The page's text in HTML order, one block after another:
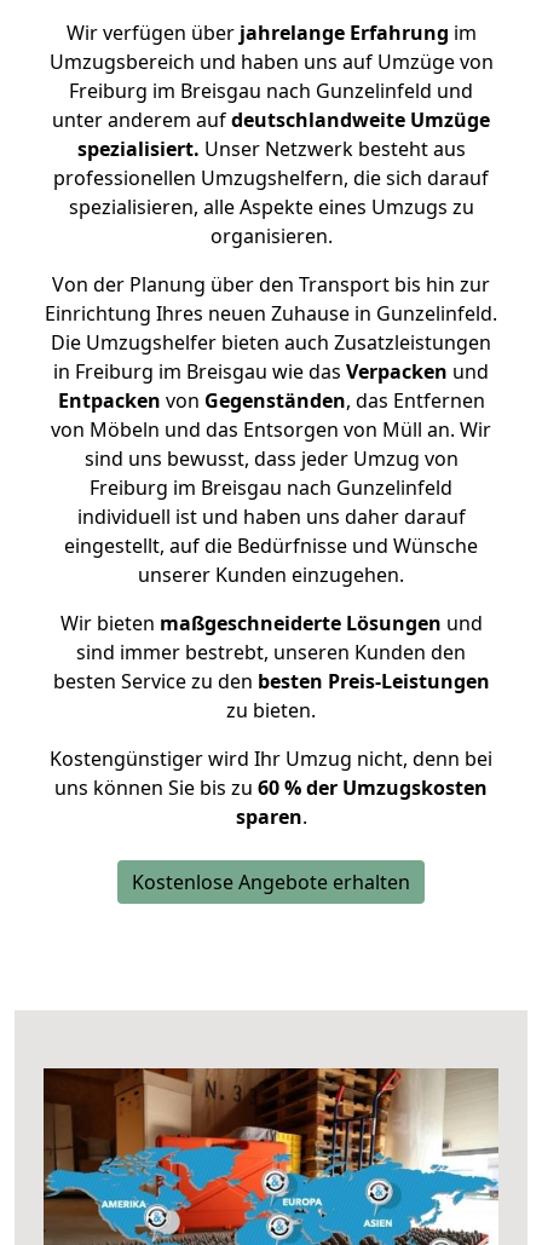
Wir verfügen überjahrelange Erfahrung im
Umzugsbereich und haben uns auf Umzüge von
Freiburg im Breisgau nach Gunzelinfeld und
unter anderem aufdeutschlandweite Umzüge
spezialisiert. Unser Netzwerk besteht aus
professionellen Umzugshelfern, die sich darauf
spezialisieren, alle Aspekte eines Umzugs zu
organisieren.
Von der Planung über den Transport bis hin zur
Einrichtung Ihres neuen Zuhause in Gunzelinfeld.
Die Umzugshelfer bieten auch Zusatzleistungen
in Freiburg im Breisgau wie das Verpacken und
Entpacken von Gegenständen, das Entfernen
von Möbeln und das Entsorgen von Müll an. Wir
sind uns bewusst, dass jeder Umzug von
Freiburg im Breisgau nach Gunzelinfeld
individuell ist und haben uns daher darauf
eingestellt, auf die Bedürfnisse und Wünsche
unserer Kunden einzugehen.
Wir bieten maßgeschneiderte Lösungen und
sind immer bestrebt, unseren Kunden den
besten Service zu den besten Preis-Leistungen
zu bieten.
Kostengünstiger wird Ihr Umzug nicht, denn bei
uns können Sie bis zu 60 % der Umzugskosten
sparen.
Kostenlose Angebote erhalten